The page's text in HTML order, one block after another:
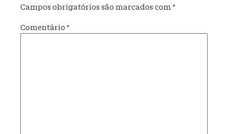
Campos obrigatórios são marcados com *
Comentário *